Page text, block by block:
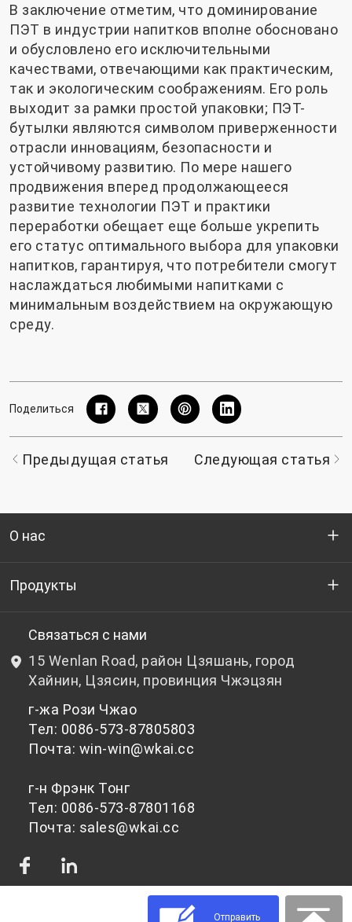
В заключение отметим, что доминирование
ПЭТ в индустрии напитков вполне обосновано
и обусловлено его исключительными
качествами, отвечающими как практическим,
так и экологическим соображениям. Его роль
выходит за рамки простой упаковки; ПЭТ-
бутылки являются символом приверженности
отрасли инновациям, безопасности и
устойчивому развитию. По мере нашего
продвижения вперед продолжающееся
развитие технологии ПЭТ и практики
переработки обещает еще больше укрепить
его статус оптимального выбора для упаковки
напитков, гарантируя, что потребители смогут
наслаждаться любимыми напитками с
минимальным воздействием на окружающую
среду.
Поделиться
Предыдущая статья Следующая статья
О нас
Кто мы
НИОКР
Новости и события
политика конфиденциальности
Продукты
Бутылочный ПЭТ-гранулят
Небутылочный ПЭТ-гранулят
Связаться с нами
15 Wenlan Road, район Цзяшань, город
Хайнин, Цзясин, провинция Чжэцзян
г-жа Рози Чжао
Тел: 0086-573-87805803
Почта: win-win@wkai.cc
г-н Фрэнк Тонг
Тел: 0086-573-87801168
Почта: sales@wkai.cc
Отправить